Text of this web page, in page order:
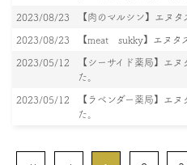
2023/08/23 【肉のマルシン】エヌ
2023/08/23 【meat sukky】エヌタ
2023/05/12
【シーサイド薬局】エ
た。
2023/05/12
【ラベンダー薬局】エ
た。